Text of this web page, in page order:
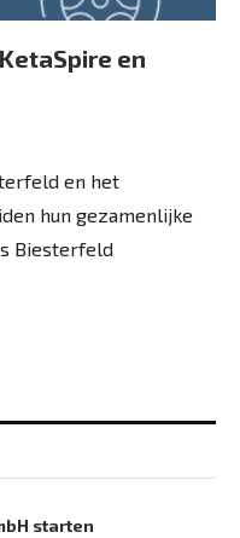
en
en het
hun gezamenlijke
Biesterfeld
starten